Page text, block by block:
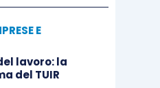
E
lavoro: la
del TUIR